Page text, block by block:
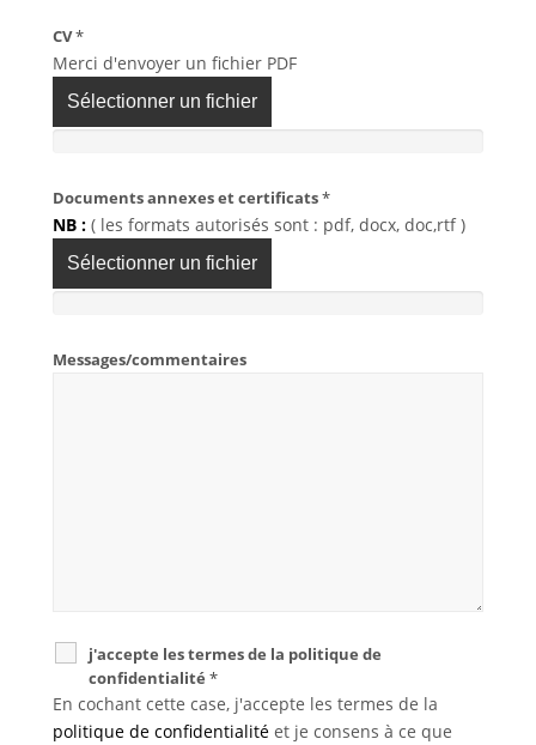
CV*
Sélectionner un fichier
Merci d'envoyer un fichier PDF
Documents annexes et certificats*
Sélectionner un fichier
NB :( les formats autorisés sont : pdf, docx, doc,rtf )
Messages/commentaires
j'accepte les termes de la politique de
confidentialité *
En cochant cette case, j'accepte les termes de la
politique de confidentialitéet je consens à ce que